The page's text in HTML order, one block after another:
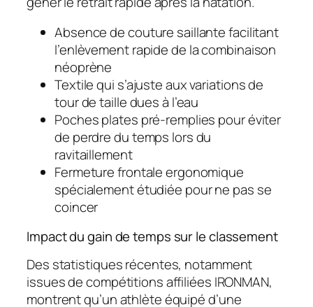
Absence de couture saillante facilitant
l’enlèvement rapide de la combinaison
néoprène
Textile qui s’ajuste aux variations de
tour de taille dues à l’eau
Poches plates pré-remplies pour éviter
de perdre du temps lors du
ravitaillement
Fermeture frontale ergonomique
spécialement étudiée pour ne pas se
coincer
Impact du gain de temps sur le classement
Des statistiques récentes, notamment
issues de compétitions affiliées IRONMAN,
montrent qu’un athlète équipé d’une